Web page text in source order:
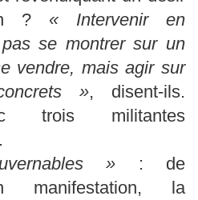
? « Intervenir en
se montrer sur un
vendre, mais agir sur
», disent-ils.
trois militantes
» : de
manifestation, la